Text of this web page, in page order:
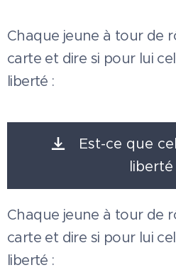
Chaque jeune à tour de
carte et dire si pour lui
liberté :
Est-ce que
liberté
Chaque jeune à tour de
carte et dire si pour lui
liberté :